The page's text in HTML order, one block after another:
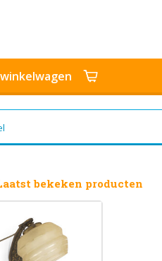
bekeken producten